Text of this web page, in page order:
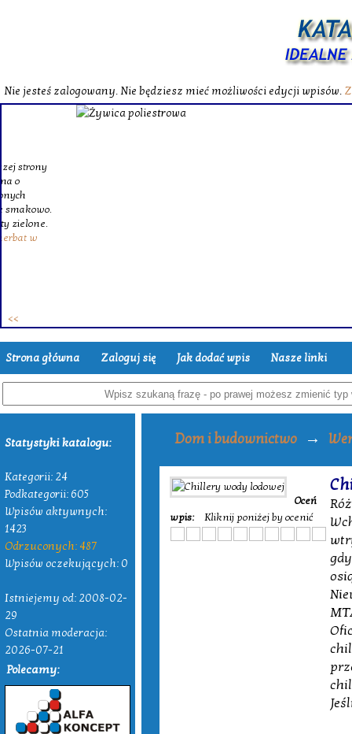
Nie jesteś zalogowany. Nie będziesz mieć możliwości edycji wpisów.
Strona główna Zaloguj się Jak dodać wpis Nasze linki
Statystyki katalogu:
Kategorii: 24
Podkategorii: 605
Wpisów aktywnych:
1423
Odrzuconych: 487
Wpisów oczekujących: 0
Istniejemy od: 2008-02-
29
Ostatnia moderacja:
2026-07-21
Polecamy:
Dom i budownictwo →
Oceń
wpis:
Kliknij poniżej by ocenić